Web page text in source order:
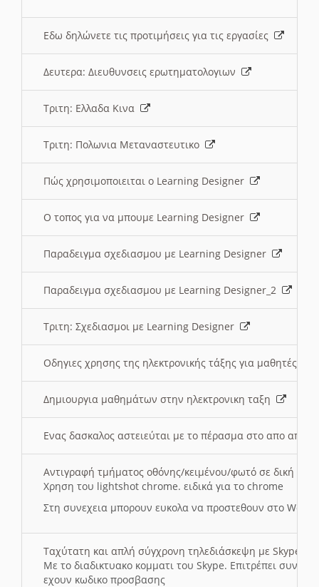
Εδω δηλώνετε τις προτιμήσεις για τις εργασίες
Δευτερα: Διευθυνσεις ερωτηματολογιων
Τριτη: Ελλαδα Κινα
Τριτη: Πολωνια Μεταναστευτικο
Πώς χρησιμοποιειται ο Learning Designer
O τοπος για να μπουμε Learning Designer
Παραδειγμα σχεδιασμου με Learning Designer
Παραδειγμα σχεδιασμου με Learning Designer_2
Τριτη: Σχεδιασμοι με Learning Designer
Οδηγιες χρησης της ηλεκτρονικής τάξης για μαθητές
Δημιουργια μαθημάτων στην ηλεκτρονικη ταξη
Ενας δασκαλος αστειεύται με το πέρασμα στο απο
Αντιγραφή τμήματος οθόνης/κειμένου/φωτό σε δική
Χρηση του lightshot chrome. ειδικά για το chrome
Στη συνεχεια μπορουν ευκολα να προστεθουν στο Word
Ταχύτατη και απλή σύγχρονη τηλεδιάσκεψη με Skype
Με το διαδικτυακο κομματι του Skype. Επιτρέπει
εχουν κωδικο προσβασης